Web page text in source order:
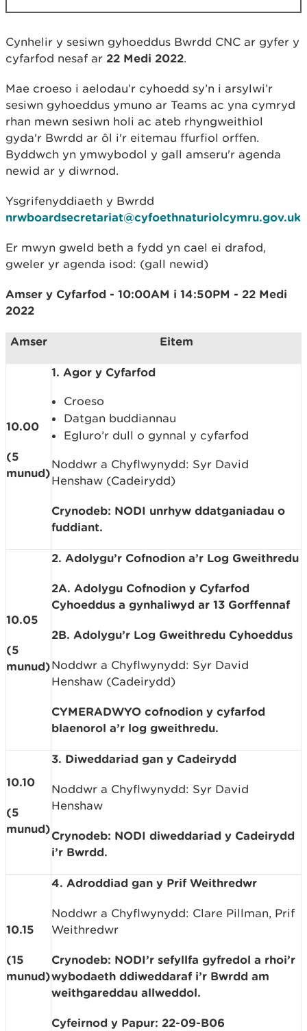
Cynhelir y sesiwn gyhoeddus Bwrdd CNC ar gyfer y
cyfarfod nesaf ar 22 Medi 2022.
Mae croeso i aelodau’r cyhoedd sy’n i arsylwi’r
sesiwn gyhoeddus ymuno ar Teams ac yna cymryd
rhan mewn sesiwn holi ac ateb rhyngweithiol
gyda'r Bwrdd ar ôl i'r eitemau ffurfiol orffen.
Byddwch yn ymwybodol y gall amseru'r agenda
newid ar y diwrnod.
Ysgrifenyddiaeth y Bwrdd
nrwboardsecretariat@cyfoethnaturiolcymru.gov.uk
Er mwyn gweld beth a fydd yn cael ei drafod,
gweler yr agenda isod: (gall newid)
Amser y Cyfarfod - 10:00AM i 14:50PM - 22 Medi
2022
Amser Eitem
10.00
(5
munud)
1. Agor y Cyfarfod
Croeso
Datgan buddiannau
Egluro’r dull o gynnal y cyfarfod
Noddwr a Chyflwynydd: Syr David
Henshaw (Cadeirydd)
Crynodeb: NODI unrhyw ddatganiadau o
fuddiant.
10.05
(5
munud)
2. Adolygu’r Cofnodion a’r Log Gweithredu
2A. Adolygu Cofnodion y Cyfarfod
Cyhoeddus a gynhaliwyd ar 13 Gorffennaf
2B. Adolygu’r Log Gweithredu Cyhoeddus
Noddwr a Chyflwynydd: Syr David
Henshaw (Cadeirydd)
CYMERADWYO cofnodion y cyfarfod
blaenorol a’r log gweithredu.
10.10
(5
munud)
3. Diweddariad gan y Cadeirydd
Noddwr a Chyflwynydd: Syr David
Henshaw
Crynodeb: NODI diweddariad y Cadeirydd
i’r Bwrdd.
10.15
(15
munud)
4. Adroddiad gan y Prif Weithredwr
Noddwr a Chyflwynydd: Clare Pillman, Prif
Weithredwr
Crynodeb: NODI’r sefyllfa gyfredol a rhoi’r
wybodaeth ddiweddaraf i’r Bwrdd am
weithgareddau allweddol.
Cyfeirnod y Papur: 22-09-B06